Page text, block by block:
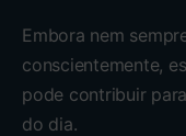
Embora nem
conscientemente,
pode contribuir
do dia.